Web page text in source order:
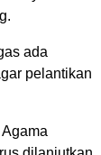
ada
pelantikan